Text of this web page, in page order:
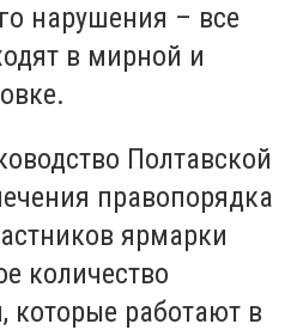
нарушения – все
в мирной и
Полтавской
правопорядка
ярмарки
количество
которые работают в